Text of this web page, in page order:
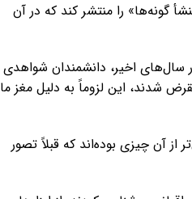
گونه‌ها» را منتشر کند که در آن
اخیر، دانشمندان شواهدی
شدند، این لزوماً به دلیل مغز ما
آن چیزی بوده‌اند که قبلاً تصور